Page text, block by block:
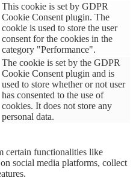
This cookie is set by GDPR
Cookie Consent plugin. The
cookie is used to store the user
consent for the cookies in the
category "Performance".
The cookie is set by the GDPR
Cookie Consent plugin and is
used to store whether or not user
has consented to the use of
cookies. It does not store any
personal data.
certain functionalities like
social media platforms, collect